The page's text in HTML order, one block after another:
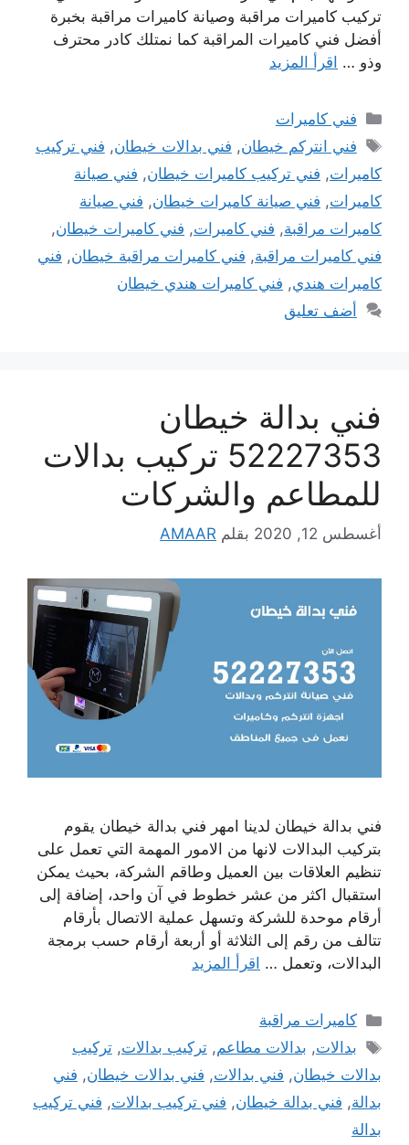
تركيب كاميرات مراقبة وصيانة كاميرات مراقبة بخبرة
أفضل فني كاميرات المراقبة كما نمتلك كادر محترف
وذو … اقرأ المزيد
التصنيفات
فني كاميرات
الوسوم
فني انتركم خيطان, فني بدالات خيطان, فني تركيب
كاميرات, فني تركيب كاميرات خيطان, فني صيانة
كاميرات, فني صيانة كاميرات خيطان, فني صيانة
كاميرات مراقبة, فني كاميرات, فني كاميرات خيطان,
فني كاميرات مراقبة, فني كاميرات مراقبة خيطان, فني
كاميرات هندي, فني كاميرات هندي خيطان
أضف تعليق
فني بدالة خيطان
52227353 تركيب بدالات
للمطاعم والشركات
أغسطس 12, 2020 بقلم AMAAR
فني بدالة خيطان لدينا امهر فني بدالة خيطان يقوم
بتركيب البدالات لانها من الامور المهمة التي تعمل على
تنظيم العلاقات بين العميل وطاقم الشركة، بحيث يمكن
استقبال اكثر من عشر خطوط في آن واحد، إضافة إلى
أرقام موحدة للشركة وتسهل عملية الاتصال بأرقام
تتالف من رقم إلى الثلاثة أو أربعة أرقام حسب برمجة
البدالات، وتعمل … اقرأ المزيد
التصنيفات
كاميرات مراقبة
الوسوم
بدالات, بدالات مطاعم,تركيب بدالات,تركيب
بدالات خيطان, فني بدالات, فني بدالات خيطان, فني
بدالة, فني بدالة خيطان, فني تركيب بدالات, فني تركيب
بدالة